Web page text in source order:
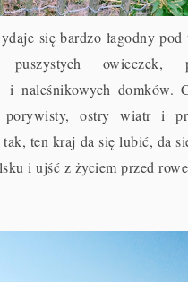
się bardzo łagodny pod
puszystych owieczek,
naleśnikowych domków.
porywisty, ostry wiatr i
ten kraj da się lubić, da
i ujść z życiem przed